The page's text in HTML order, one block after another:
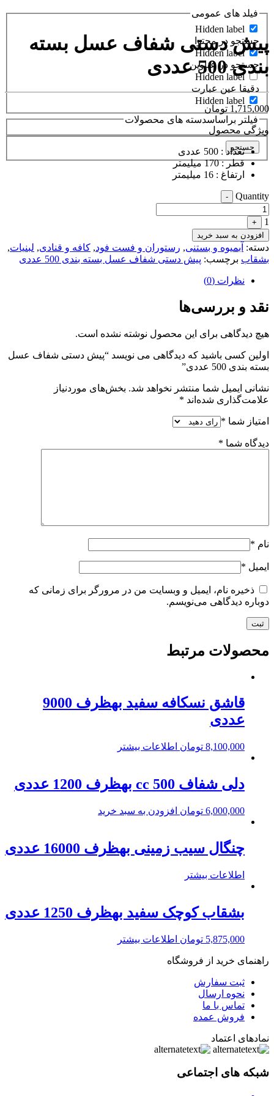
فیلد های عمومی
Hidden label
جستجو در محتوا
Hidden label
جستجو در عناوین
Hidden label
دقیقا عین عبارت
Hidden label
فیلتر براساسدسته های محصولات
جستجو
پیش دستی شفاف عسل بسته
بندی 500 عددی
1,715,000 تومان
ویژگی محصول
تعداد : 500 عددی
قطر : 170 میلیمتر
ارتفاغ : 16 میلیمتر
Quantity
-
1
+
افزودن به سبد خرید
دسته: آبمیوه و بستنی, رستوران و فست فود, کافه و قنادی, لبنیات,
بشقاب برچسب: پیش دستی شفاف عسل بسته بندی 500 عددی
نظرات (0)
نقد و بررسی‌ها
هیچ دیدگاهی برای این محصول نوشته نشده است.
اولین کسی باشید که دیدگاهی می نویسد “پیش دستی شفاف عسل
بسته بندی 500 عددی”
نشانی ایمیل شما منتشر نخواهد شد. بخش‌های موردنیاز
علامت‌گذاری شده‌اند *
امتیاز شما *
دیدگاه شما *
نام *
ایمیل *
ذخیره نام، ایمیل و وبسایت من در مرورگر برای زمانی که
دوباره دیدگاهی می‌نویسم.
محصولات مرتبط
قاشق نسکافه سفید بهظرف 9000
عددی
8,100,000 تومان اطلاعات بیشتر
دلی شفاف 500 cc بهظرف 1200 عددی
6,000,000 تومان افزودن به سبد خرید
چنگال سیب زمینی بهظرف 16000 عددی
اطلاعات بیشتر
بشقاب کوچک سفید بهظرف 1250 عددی
5,875,000 تومان اطلاعات بیشتر
راهنمای خرید از فروشگاه
ثبت سفارش
نحوه ارسال
تماس با ما
فروش عمده
نمادهای اعتماد
شبکه های اجتماعی